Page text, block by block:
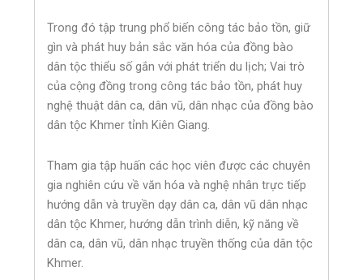
Trong đó tập trung phổ biến công tác bảo tồn, giữ
gìn và phát huy bản sắc văn hóa của đồng bào
dân tộc thiểu số gắn với phát triển du lịch; Vai trò
của cộng đồng trong công tác bảo tồn, phát huy
nghệ thuật dân ca, dân vũ, dân nhạc của đồng bào
dân tộc Khmer tỉnh Kiên Giang.
Tham gia tập huấn các học viên được các chuyên
gia nghiên cứu về văn hóa và nghệ nhân trực tiếp
hướng dẫn và truyền dạy dân ca, dân vũ dân nhạc
dân tộc Khmer, hướng dẫn trình diễn, kỹ năng về
dân ca, dân vũ, dân nhạc truyền thống của dân tộc
Khmer.